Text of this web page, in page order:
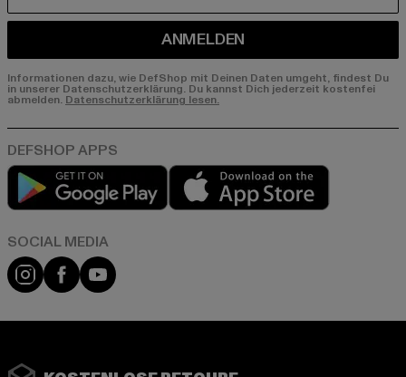
ANMELDEN
Informationen dazu, wie DefShop mit Deinen Daten umgeht, findest Du
in unserer Datenschutzerklärung. Du kannst Dich jederzeit kostenfei
abmelden. Datenschutzerklärung lesen.
Play market
Instagram
FacebookYouTube